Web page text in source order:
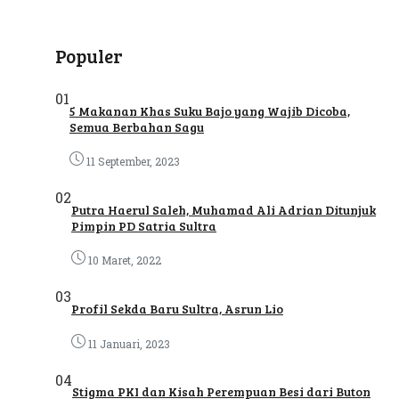
Populer
01
5 Makanan Khas Suku Bajo yang Wajib Dicoba,
Semua Berbahan Sagu
11 September, 2023
02
Putra Haerul Saleh, Muhamad Ali Adrian Ditunjuk
Pimpin PD Satria Sultra
10 Maret, 2022
03
Profil Sekda Baru Sultra, Asrun Lio
11 Januari, 2023
04
Stigma PKI dan Kisah Perempuan Besi dari Buton